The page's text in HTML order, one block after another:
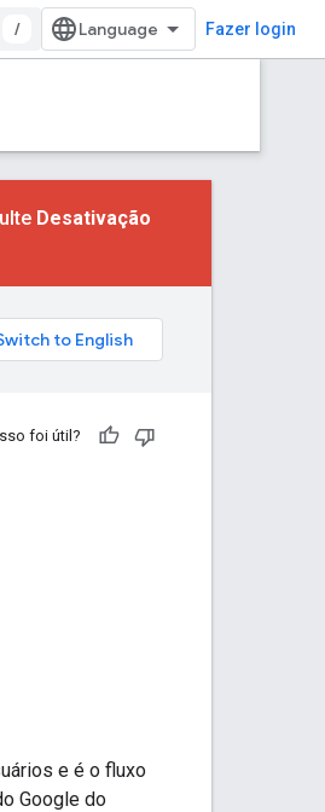
/ Fazer login
Desativação
foi útil?
e é o fluxo
Google do